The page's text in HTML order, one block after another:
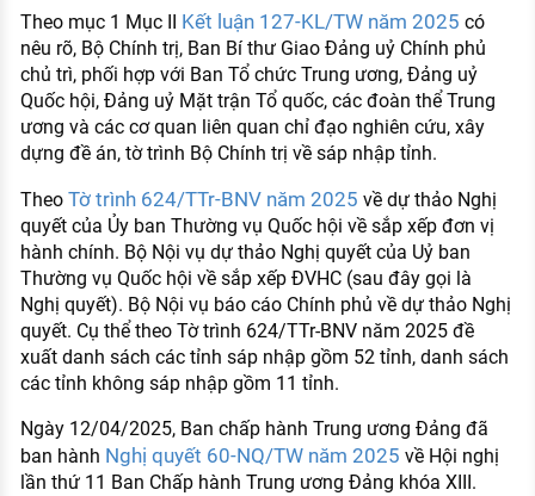
XÂY DỰNG VÀ PHÁT TRIỂN ĐỘI NGŨ
NHÂN SỰ
TUYỂN DỤNG VIỆC LÀM
Theo mục 1 Mục II Kết luận 127-KL/TW năm 2025 có
nêu rõ, Bộ Chính trị, Ban Bí thư Giao Đảng uỷ Chính phủ
chủ trì, phối hợp với Ban Tổ chức Trung ương, Đảng uỷ
Quốc hội, Đảng uỷ Mặt trận Tổ quốc, các đoàn thể Trung
ương và các cơ quan liên quan chỉ đạo nghiên cứu, xây
dựng đề án, tờ trình Bộ Chính trị về sáp nhập tỉnh.
Theo Tờ trình 624/TTr-BNV năm 2025 về dự thảo Nghị
quyết của Ủy ban Thường vụ Quốc hội về sắp xếp đơn vị
hành chính. Bộ Nội vụ dự thảo Nghị quyết của Uỷ ban
Thường vụ Quốc hội về sắp xếp ĐVHC (sau đây gọi là
Nghị quyết). Bộ Nội vụ báo cáo Chính phủ về dự thảo Nghị
quyết. Cụ thể theo Tờ trình 624/TTr-BNV năm 2025 đề
xuất danh sách các tỉnh sáp nhập gồm 52 tỉnh, danh sách
các tỉnh không sáp nhập gồm 11 tỉnh.
Ngày 12/04/2025, Ban chấp hành Trung ương Đảng đã
ban hành Nghị quyết 60-NQ/TW năm 2025 về Hội nghị
lần thứ 11 Ban Chấp hành Trung ương Đảng khóa XIII.